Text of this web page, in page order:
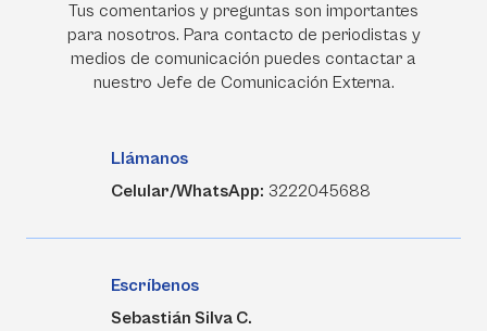
Tus comentarios y preguntas son importantes
para nosotros. Para contacto de periodistas y
medios de comunicación puedes contactar a
nuestro Jefe de Comunicación Externa.
Llámanos
Celular/WhatsApp: 3222045688
Escríbenos
Sebastián Silva C.